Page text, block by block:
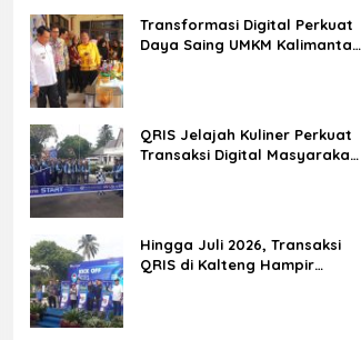
Transformasi Digital Perkuat
Daya Saing UMKM Kalimantan
QRIS Jelajah Kuliner Perkuat
Transaksi Digital Masyarakat
Hingga Juli 2026, Transaksi
QRIS di Kalteng Hampir